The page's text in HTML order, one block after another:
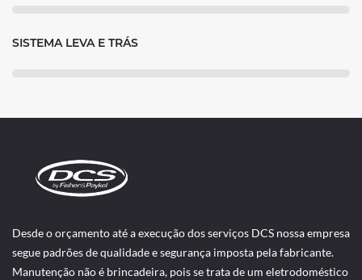
SISTEMA LEVA E TRÁS
Desde o orçamento até a execução dos serviços DCS nossa empresa
segue padrões de qualidade e segurança imposta pela fabricante.
Manutenção não é brincadeira, pois se trata de um eletrodoméstico